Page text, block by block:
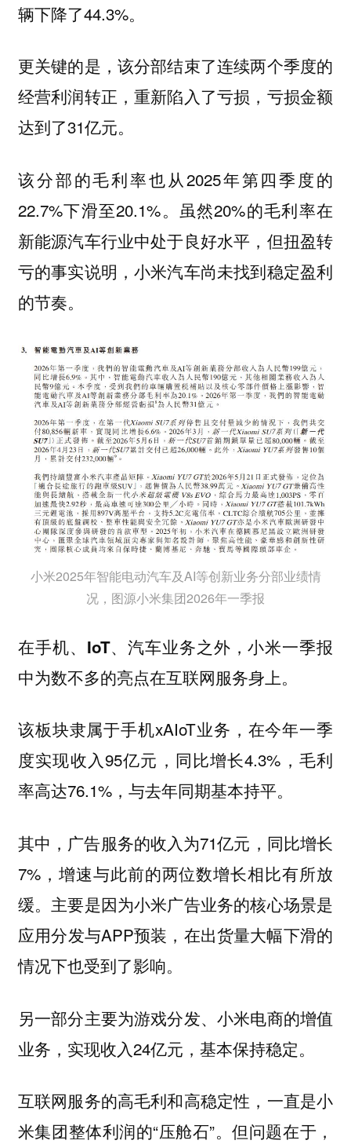
辆下降了44.3%。
更关键的是，该分部结束了连续两个季度的
经营利润转正，重新陷入了亏损，亏损金额
达到了31亿元。
该分部的毛利率也从2025年第四季度的
22.7%下滑至20.1%。虽然20%的毛利率在
新能源汽车行业中处于良好水平，但扭盈转
亏的事实说明，小米汽车尚未找到稳定盈利
的节奏。
小米2025年智能电动汽车及AI等创新业务分部业绩情
况，图源小米集团2026年一季报
在手机、IoT、汽车业务之外，小米一季报
中为数不多的亮点在互联网服务身上。
该板块隶属于手机xAIoT业务，在今年一季
度实现收入95亿元，同比增长4.3%，毛利
率高达76.1%，与去年同期基本持平。
其中，广告服务的收入为71亿元，同比增长
7%，增速与此前的两位数增长相比有所放
缓。主要是因为小米广告业务的核心场景是
应用分发与APP预装，在出货量大幅下滑的
情况下也受到了影响。
另一部分主要为游戏分发、小米电商的增值
业务，实现收入24亿元，基本保持稳定。
互联网服务的高毛利和高稳定性，一直是小
米集团整体利润的“压舱石”。但问题在于，